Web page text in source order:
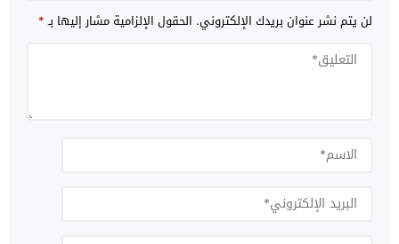
لن يتم نشر عنوان بريدك الإلكتروني. الحقول الإلزامية مشار إليها بـ*